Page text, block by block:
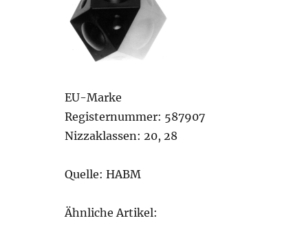
EU-Marke
Registernummer: 587907
Nizzaklassen: 20, 28
Quelle: HABM
Ähnliche Artikel: